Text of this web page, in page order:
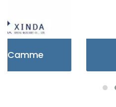
Formatore Di